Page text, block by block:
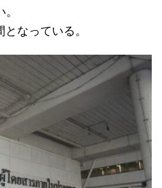
なっている。